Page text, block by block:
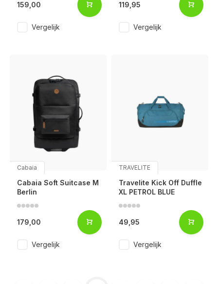
159,00
Vergelijk
119,95
Vergelijk
Cabaia
Cabaia Soft Suitcase M
Berlin
179,00
Vergelijk
TRAVELITE
Travelite Kick Off Duffle
XL PETROL BLUE
49,95
Vergelijk